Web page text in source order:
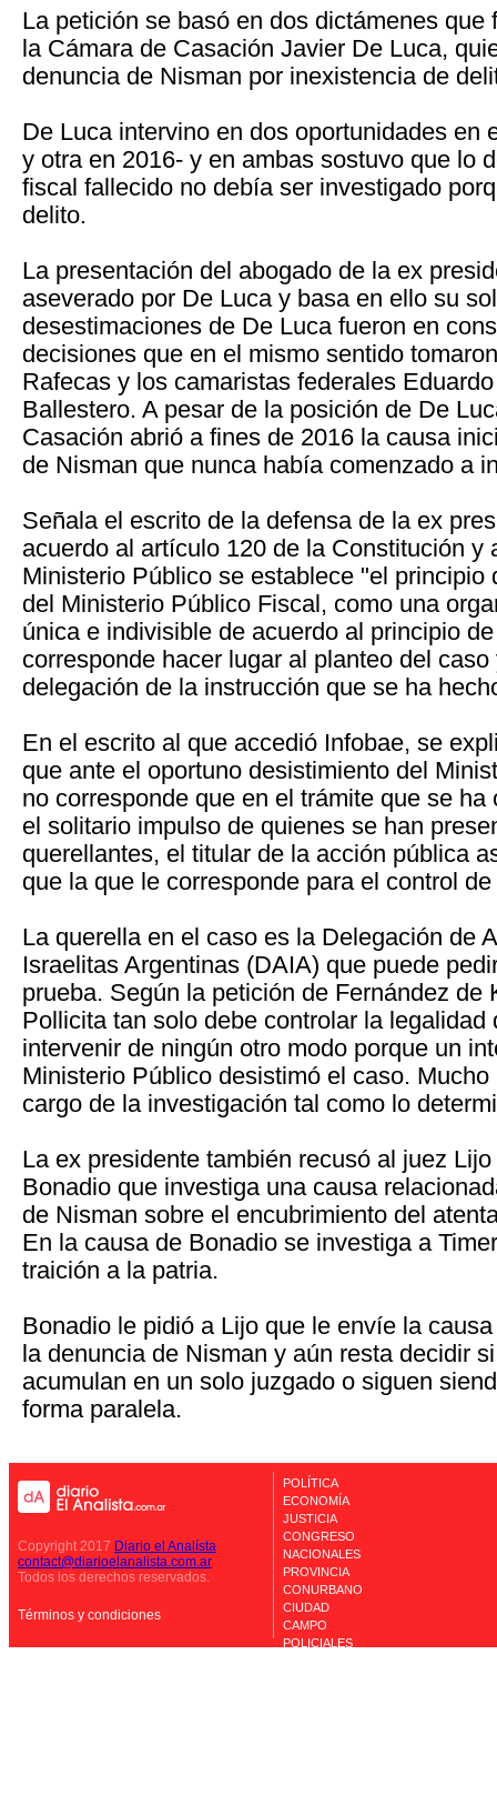
La petición se basó en dos dictámenes que
la Cámara de Casación Javier De Luca,
denuncia de Nisman por inexistencia de
De Luca intervino en dos oportunidades en
y otra en 2016- y en ambas sostuvo que lo
fiscal fallecido no debía ser investigado
delito.
La presentación del abogado de la ex
aseverado por De Luca y basa en ello su
desestimaciones de De Luca fueron en
decisiones que en el mismo sentido
Rafecas y los camaristas federales
Ballestero. A pesar de la posición de De
Casación abrió a fines de 2016 la causa
de Nisman que nunca había comenzado a
Señala el escrito de la defensa de la ex
acuerdo al artículo 120 de la Constitución y
Ministerio Público se establece "el principio
del Ministerio Público Fiscal, como una
única e indivisible de acuerdo al principio
corresponde hacer lugar al planteo del caso
delegación de la instrucción que se ha
En el escrito al que accedió Infobae, se
que ante el oportuno desistimiento del
no corresponde que en el trámite que se ha
el solitario impulso de quienes se han
querellantes, el titular de la acción pública
que la que le corresponde para el control
La querella en el caso es la Delegación de
Israelitas Argentinas (DAIA) que puede
prueba. Según la petición de Fernández de
Pollicita tan solo debe controlar la legalidad
intervenir de ningún otro modo porque un
Ministerio Público desistimó el caso.
cargo de la investigación tal como lo
La ex presidente también recusó al juez
Bonadio que investiga una causa
de Nisman sobre el encubrimiento del
En la causa de Bonadio se investiga a
traición a la patria.
Bonadio le pidió a Lijo que le envíe la
la denuncia de Nisman y aún resta decidir
acumulan en un solo juzgado o siguen
forma paralela.
Copyright 2017 Diario el Analísta
contact@diarioelanalista.com.ar
Todos los derechos reservados.
Términos y condiciones
POLÍTICA
ECONOMÍA
JUSTICIA
CONGRESO
NACIONALES
PROVINCIA
CONURBANO
CIUDAD
CAMPO
POLICIALES